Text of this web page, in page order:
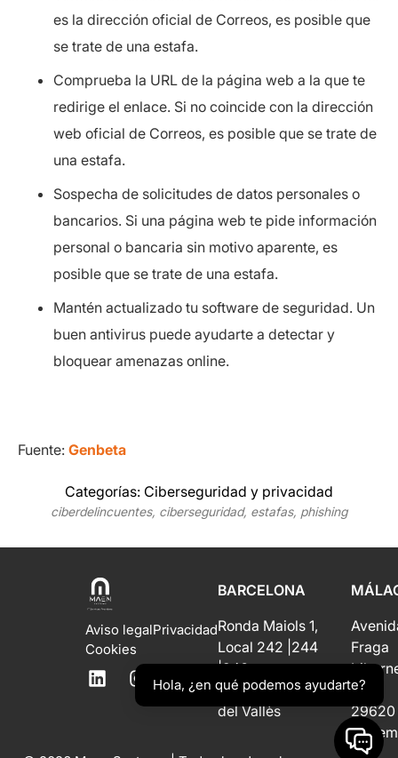
es la dirección oficial de Correos, es posible que
se trate de una estafa.
Comprueba la URL de la página web a la que te
redirige el enlace. Si no coincide con la dirección
web oficial de Correos, es posible que se trate de
una estafa.
Sospecha de solicitudes de datos personales o
bancarios. Si una página web te pide información
personal o bancaria sin motivo aparente, es
posible que se trate de una estafa.
Mantén actualizado tu software de seguridad. Un
buen antivirus puede ayudarte a detectar y
bloquear amenazas online.
Fuente: Genbeta
Categorías: Ciberseguridad y privacidad
ciberdelincuentes, ciberseguridad, estafas, phishing
Aviso legalPrivacidad
Cookies
BARCELONA
Ronda Maiols 1,
Local 242 |244
|246
08192 Sant Quirze
del Vallès
Fraga
6
29620
Open
Hola, ¿en qué podemos ayudarte?